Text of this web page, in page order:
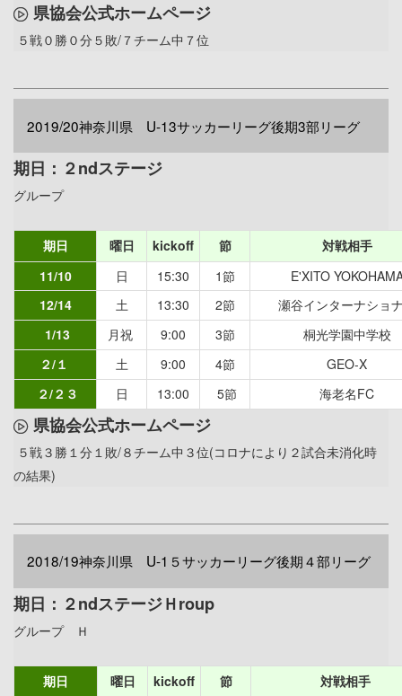
県協会公式ホームページ
５戦０勝０分５敗/７チーム中７位
2019/20神奈川県 U-13サッカーリーグ後期3部リーグ
期日：２ndステージ
グループ
期日 曜日 kickoff 節
対戦相手
11/10
日 15:30 1節
E'XITO
12/14
土 13:30 2節
瀬谷インターナショ
1/13
月祝 9:00 3節
桐光学園中学校
２/１
土 9:00 4節
GEO-X
２/２３
日 13:00 5節 海老名FC
県協会公式ホームページ
５戦３勝１分１敗/８チーム中３位(コロナにより２試合未消化時
の結果)
2018/19神奈川県 U-1５サッカーリーグ後期４部リーグ
期日：２ndステージＨroup
グループ Ｈ
期日 曜日 kickoff 節
対戦相手